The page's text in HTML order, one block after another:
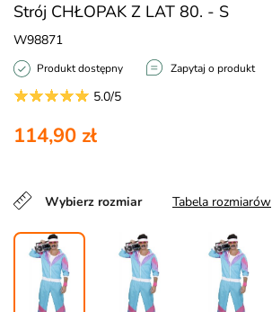
Strój CHŁOPAK Z LAT 80. - S
W98871
Produkt dostępny Zapytaj o produkt
5.0/5
114,90 zł
Wybierz rozmiar Tabela rozmiarów